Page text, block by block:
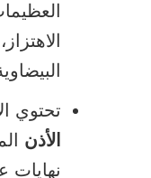
تحتوي
الأذن
نهايات